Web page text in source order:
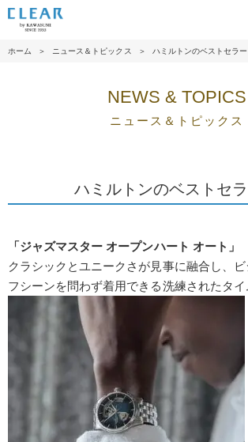
ホーム ＞ ニュース＆トピックス ＞ ハミルトンのベストセラー
NEWS & TOPICS
ニュース＆トピックス
ハミルトンのベストセラ
「ジャズマスター オープンハート オート」
クラシックとユニークさが見事に融合し、
フシーンを問わず着用できる洗練されたタイ